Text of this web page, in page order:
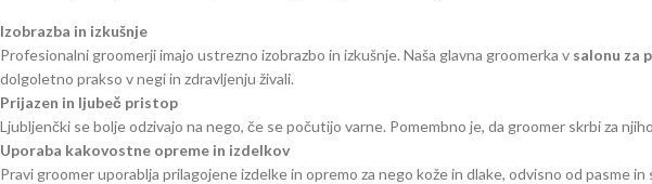
Izobrazba in izkušnje
Profesionalni groomerji imajo ustrezno izobrazbo in izkušnje. Naša glavna groomerka v salonu za
dolgoletno prakso v negi in zdravljenju živali.
Prijazen in ljubeč pristop
Ljubljenčki se bolje odzivajo na nego, če se počutijo varne. Pomembno je, da groomer skrbi za
Uporaba kakovostne opreme in izdelkov
Pravi groomer uporablja prilagojene izdelke in opremo za nego kože in dlake, odvisno od pasme in